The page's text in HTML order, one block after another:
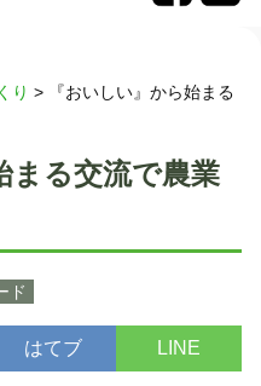
り >
『おいしい』から始まる
まる交流で農業
ド
はてブ LINE